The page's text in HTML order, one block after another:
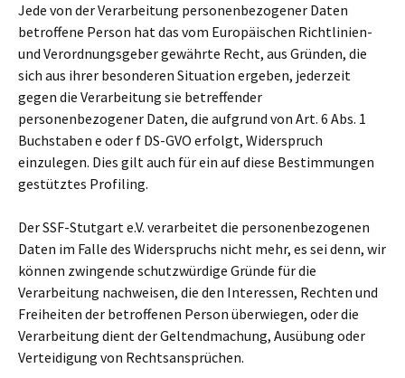
Jede von der Verarbeitung personenbezogener Daten
betroffene Person hat das vom Europäischen Richtlinien-
und Verordnungsgeber gewährte Recht, aus Gründen, die
sich aus ihrer besonderen Situation ergeben, jederzeit
gegen die Verarbeitung sie betreffender
personenbezogener Daten, die aufgrund von Art. 6 Abs. 1
Buchstaben e oder f DS-GVO erfolgt, Widerspruch
einzulegen. Dies gilt auch für ein auf diese Bestimmungen
gestütztes Profiling.
Der SSF-Stutgart e.V. verarbeitet die personenbezogenen
Daten im Falle des Widerspruchs nicht mehr, es sei denn, wir
können zwingende schutzwürdige Gründe für die
Verarbeitung nachweisen, die den Interessen, Rechten und
Freiheiten der betroffenen Person überwiegen, oder die
Verarbeitung dient der Geltendmachung, Ausübung oder
Verteidigung von Rechtsansprüchen.